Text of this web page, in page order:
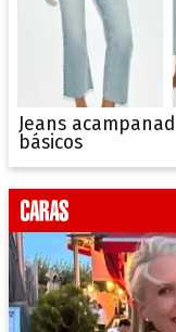
Jeans
básicos